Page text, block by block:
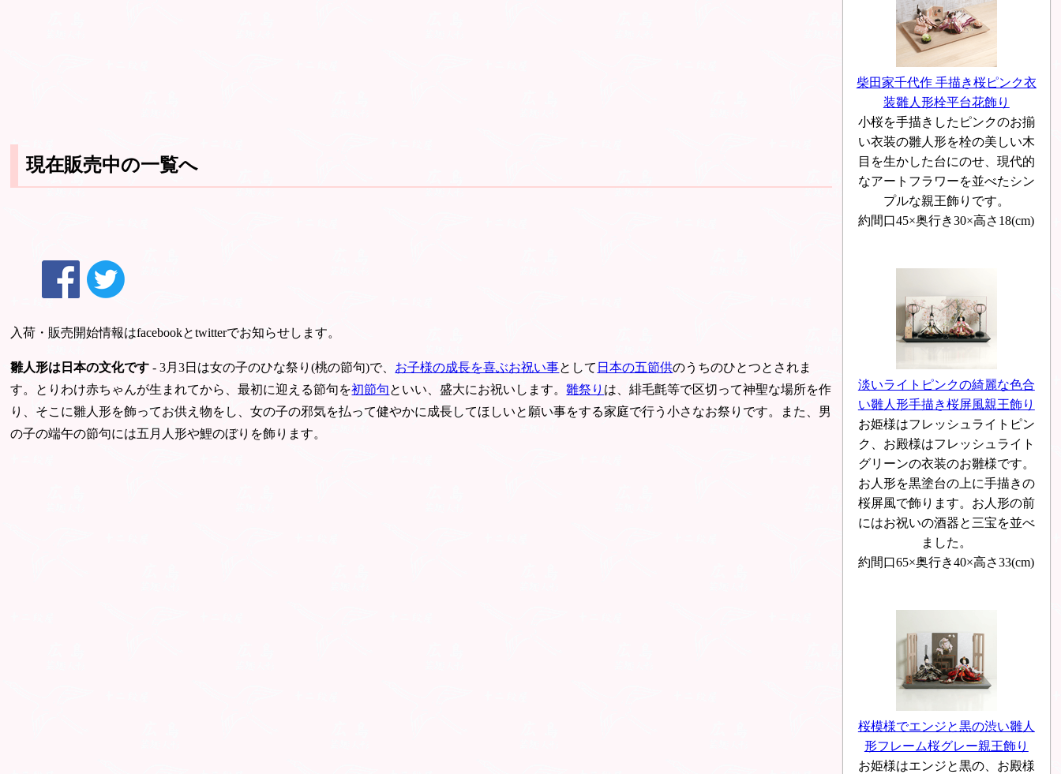
現在販売中の一覧へ
入荷・販売開始情報はfacebookとtwitterでお知らせします。
雛人形は日本の文化です - 3月3日は女の子のひな祭り(桃の節句)で、 お子様の成長を喜ぶお祝い事として 日本の五節供のうちのひとつとされま
す。とりわけ赤ちゃんが生まれてから、最初に迎える節句を初節句といい、盛大にお祝いします。雛祭り は、緋毛氈等で区切って神聖な場所を作
り、そこに雛人形を飾ってお供え物をし、女の子の邪気を払って健やかに成長してほしいと願い事をする家庭で行う小さなお祭りです。また、男
の子の端午の節句には五月人形や鯉のぼりを飾ります。
柴田家千代作 手描き桜ピンク衣
装雛人形栓平台花飾り
小桜を手描きしたピンクのお揃
い衣装の雛人形を栓の美しい木
目を生かした台にのせ、現代的
なアートフラワーを並べたシン
プルな親王飾りです。
約間口45×奥行き30×高さ18(cm)
淡いライトピンクの綺麗な色合
い雛人形手描き桜屏風親王飾り
お姫様はフレッシュライトピン
ク、お殿様はフレッシュライト
グリーンの衣装のお雛様です。
お人形を黒塗台の上に手描きの
桜屏風で飾ります。お人形の前
にはお祝いの酒器と三宝を並べ
ました。
約間口65×奥行き40×高さ33(cm)
桜模様でエンジと黒の渋い雛人
形フレーム桜グレー親王飾り
お姫様はエンジと黒の、お殿様